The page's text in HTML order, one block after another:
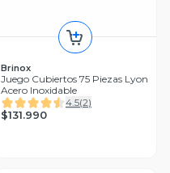
Brinox
Juego Cubiertos 75 Piezas Lyon
Acero Inoxidable
4.5(2)
$131.990